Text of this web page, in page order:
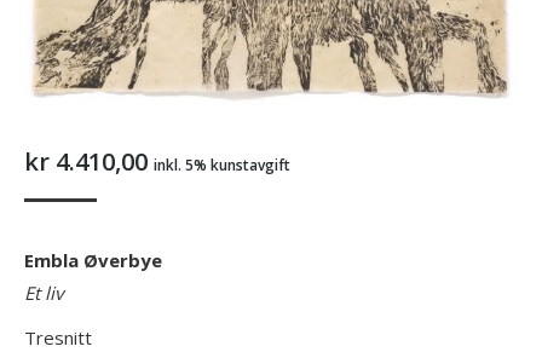
kr 4.410,00 inkl. 5% kunstavgift
Embla Øverbye
Et liv
Tresnitt